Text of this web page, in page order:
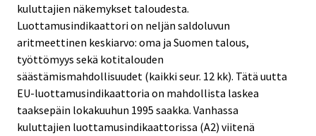
kuluttajien näkemykset taloudesta.
Luottamusindikaattori on neljän saldoluvun
aritmeettinen keskiarvo: oma ja Suomen talous,
työttömyys sekä kotitalouden
säästämismahdollisuudet (kaikki seur. 12 kk). Tätä uutta
EU-luottamusindikaattoria on mahdollista laskea
taaksepäin lokakuuhun 1995 saakka. Vanhassa
kuluttajien luottamusindikaattorissa (A2) viitenä